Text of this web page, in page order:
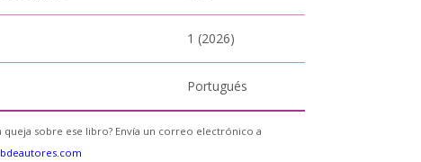
1 (2026)
Portugués
queja sobre ese libro? Envía un correo electrónico a